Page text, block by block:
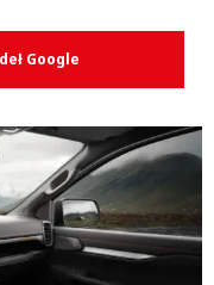
Google